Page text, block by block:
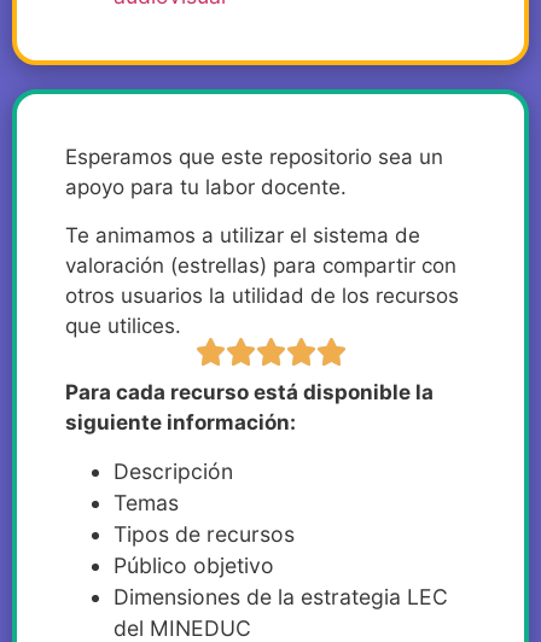
Esperamos que este repositorio sea un
apoyo para tu labor docente.
Te animamos a utilizar el sistema de
valoración (estrellas) para compartir con
otros usuarios la utilidad de los recursos
que utilices.
Para cada recurso está disponible la
siguiente información:
Descripción
Temas
Tipos de recursos
Público objetivo
Dimensiones de la estrategia LEC
del MINEDUC